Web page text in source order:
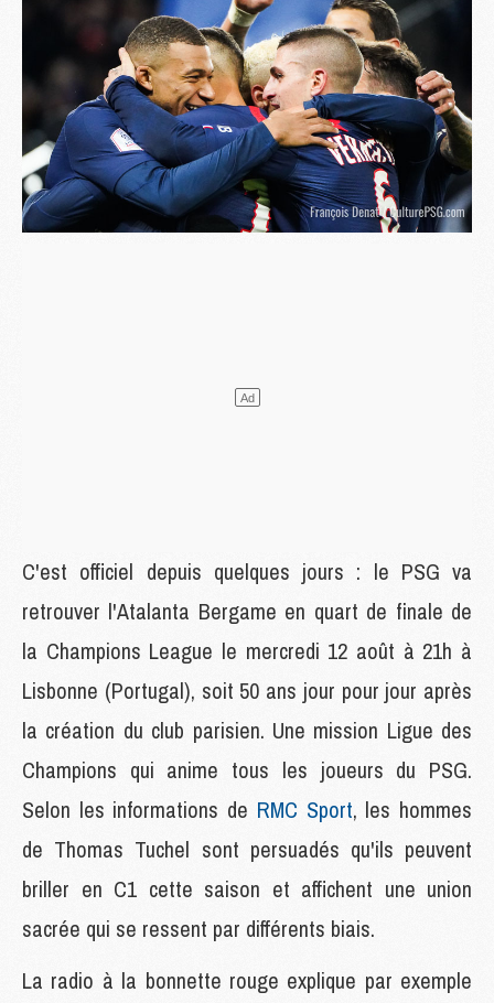
C'est officiel depuis quelques jours : le PSG va
retrouver l'Atalanta Bergame en quart de finale de
la Champions League le mercredi 12 août à 21h à
Lisbonne (Portugal), soit 50 ans jour pour jour après
la création du club parisien. Une mission Ligue des
Champions qui anime tous les joueurs du PSG.
Selon les informations de RMC Sport, les hommes
de Thomas Tuchel sont persuadés qu'ils peuvent
briller en C1 cette saison et affichent une union
sacrée qui se ressent par différents biais.
La radio à la bonnette rouge explique par exemple